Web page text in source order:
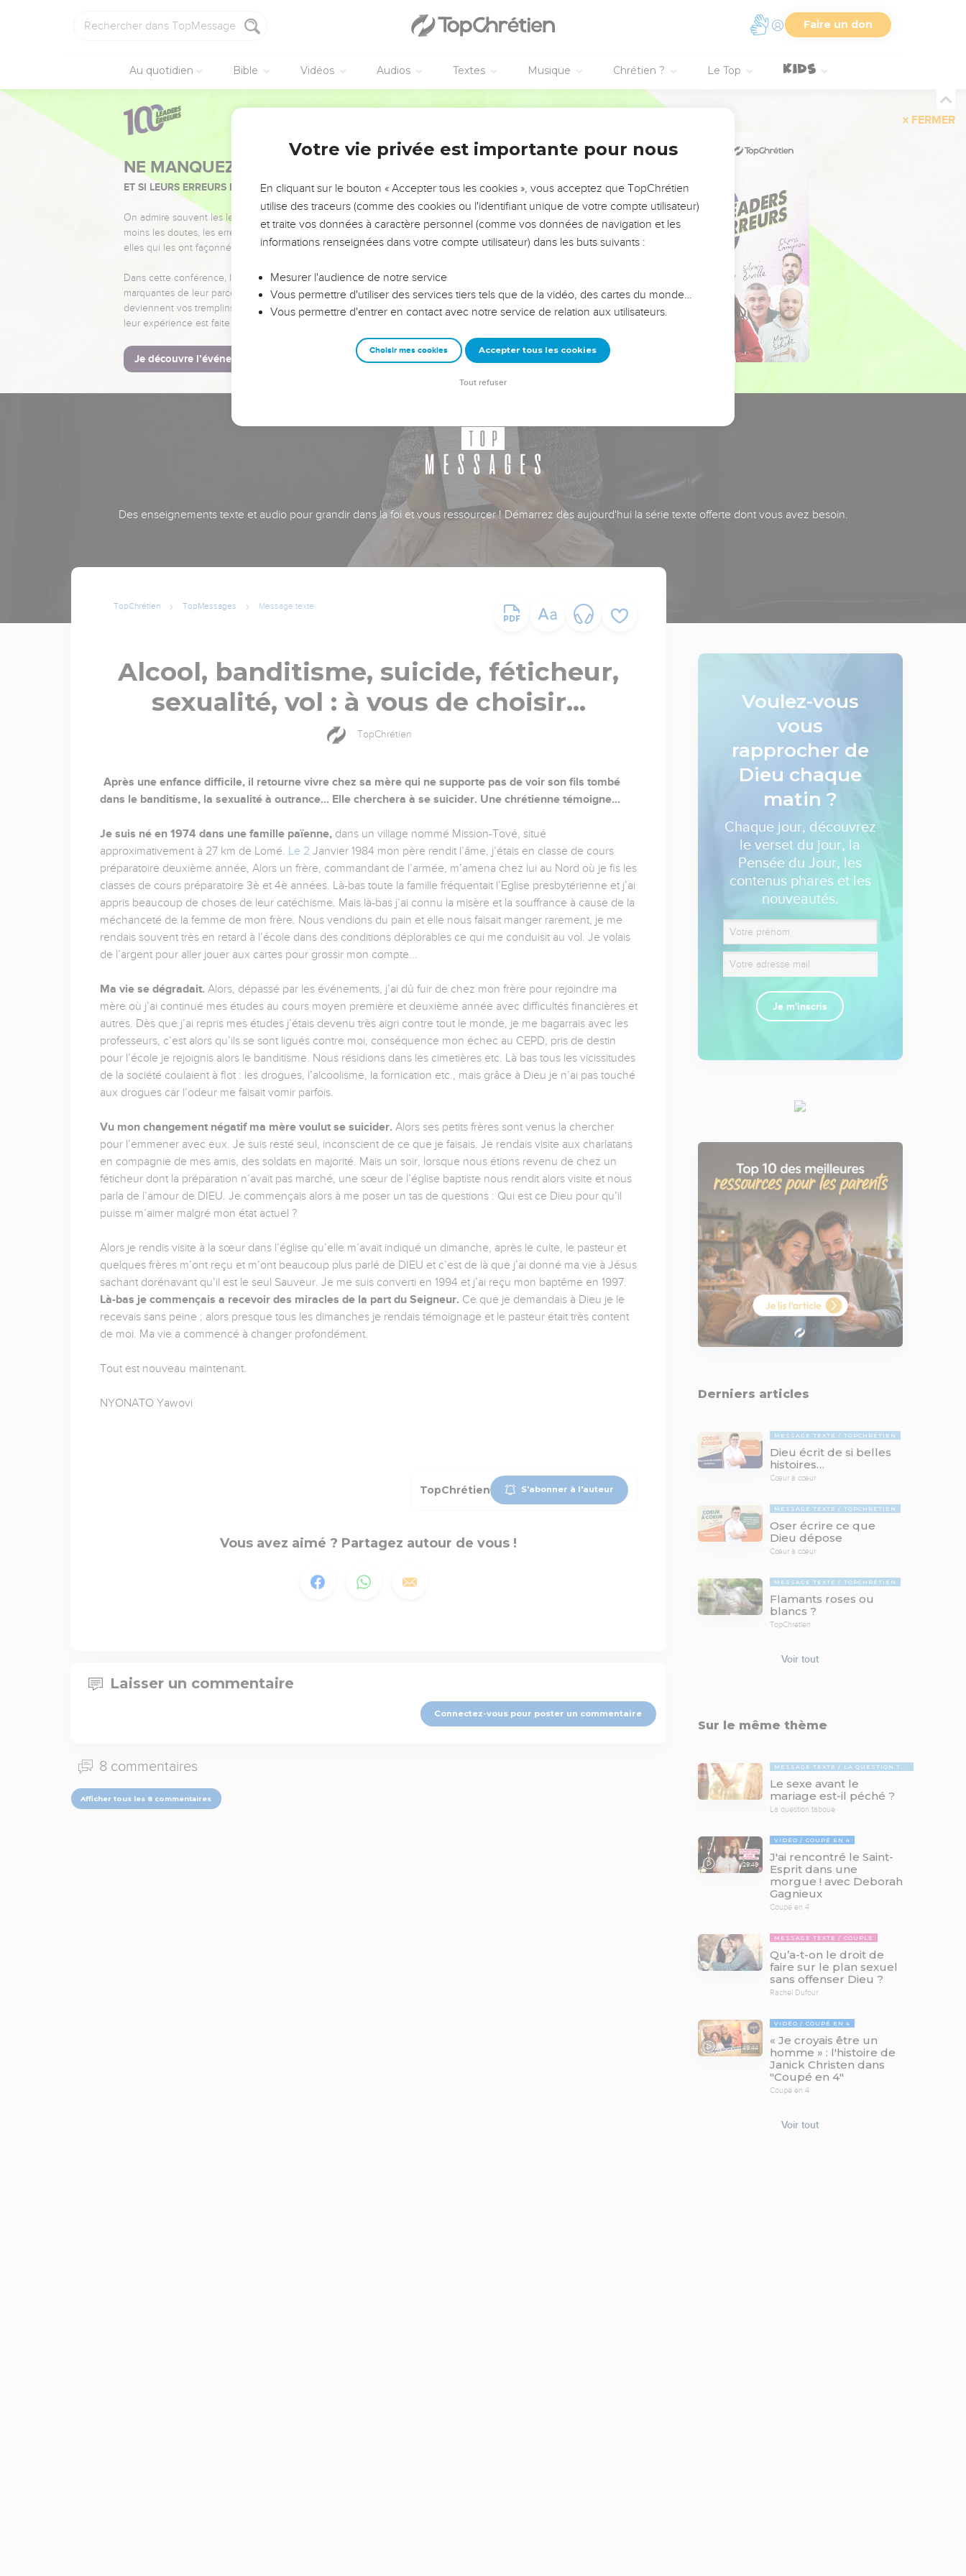
Faire un don
Au quotidien Bible Vidéos Audios Textes Musique Chrétien ? Le Top
FERMER
NE MANQUEZ PAS L’ÉVÉNEMENT DE L’ANNÉE !
ET SI LEURS ERREURS POUVAIENT VOUS ÉVITER LES VOTRES ?
On admire souvent les leaders pour leurs réussites, leur impact, leur foi ou leur vision. Mais on voit
moins les doutes, les erreurs et les saisons difficiles qu'ils ont traversés, alors même que ce sont
elles qui les ont façonnés.
Dans cette conférence, leaders, entrepreneurs, et responsables reviennent sur les erreurs
marquantes de leur parcours et les clés pour avancer avec plus de sagesse afin que leurs erreurs
deviennent vos tremplins. Que vous guidiez un ministère, une équipe, un groupe ou une famille,
leur expérience est faite pour vous.
Je découvre l’événement
Des enseignements texte et audio pour grandir dans la foi et vous ressourcer ! Démarrez dès aujourd'hui la série texte offerte dont vous avez besoin.
TopChrétien TopMessages Message texte
Alcool, banditisme, suicide, féticheur,
sexualité, vol : à vous de choisir...
TopChrétien
Après une enfance difficile, il retourne vivre chez sa mère qui ne supporte pas de voir son fils tombé
dans le banditisme, la sexualité à outrance... Elle cherchera à se suicider. Une chrétienne témoigne...
Je suis né en 1974 dans une famille païenne, dans un village nommé Mission-Tové, situé
approximativement à 27 km de Lomé. Le 2 Janvier 1984 mon père rendit l’âme, j’étais en classe de cours
préparatoire deuxième année, Alors un frère, commandant de l’armée, m’amena chez lui au Nord où je fis les
classes de cours préparatoire 3è et 4è années. Là-bas toute la famille fréquentait l’Eglise presbytérienne et j’ai
appris beaucoup de choses de leur catéchisme. Mais là-bas j’ai connu la misère et la souffrance à cause de la
méchanceté de la femme de mon frère. Nous vendions du pain et elle nous faisait manger rarement, je me
rendais souvent très en retard à l’école dans des conditions déplorables ce qui me conduisit au vol. Je volais
de l’argent pour aller jouer aux cartes pour grossir mon compte...
Ma vie se dégradait. Alors, dépassé par les événements, j’ai dû fuir de chez mon frère pour rejoindre ma
mère où j’ai continué mes études au cours moyen première et deuxième année avec difficultés financières et
autres. Dès que j’ai repris mes études j’étais devenu très aigri contre tout le monde, je me bagarrais avec les
professeurs, c’est alors qu’ils se sont ligués contre moi, conséquence mon échec au CEPD, pris de destin
pour l’école je rejoignis alors le banditisme. Nous résidions dans les cimetières etc. Là bas tous les vicissitudes
de la société coulaient à flot : les drogues, l’alcoolisme, la fornication etc., mais grâce à Dieu je n’ai pas touché
aux drogues car l’odeur me faisait vomir parfois.
Vu mon changement négatif ma mère voulut se suicider. Alors ses petits frères sont venus la chercher
pour l’emmener avec eux. Je suis resté seul, inconscient de ce que je faisais. Je rendais visite aux charlatans
en compagnie de mes amis, des soldats en majorité. Mais un soir, lorsque nous étions revenu de chez un
féticheur dont la préparation n’avait pas marché, une sœur de l’église baptiste nous rendit alors visite et nous
parla de l’amour de DIEU. Je commençais alors à me poser un tas de questions : Qui est ce Dieu pour qu’il
puisse m’aimer malgré mon état actuel ?
Alors je rendis visite à la sœur dans l’église qu’elle m’avait indiqué un dimanche, après le culte, le pasteur et
quelques frères m’ont reçu et m’ont beaucoup plus parlé de DIEU et c’est de là que j’ai donné ma vie à Jésus
sachant dorénavant qu’il est le seul Sauveur. Je me suis converti en 1994 et j’ai reçu mon baptême en 1997.
Là-bas je commençais a recevoir des miracles de la part du Seigneur. Ce que je demandais à Dieu je le
recevais sans peine ; alors presque tous les dimanches je rendais témoignage et le pasteur était très content
de moi. Ma vie a commencé à changer profondément.
Tout est nouveau maintenant.
NYONATO Yawovi
TopChrétien S'abonner à l'auteur
Vous avez aimé ? Partagez autour de vous !
Laisser un commentaire
Connectez-vous pour poster un commentaire
8 commentaires
Afficher tous les 8 commentaires
Voulez-vous
vous
rapprocher de
Dieu chaque
matin ?
Chaque jour, découvrez
le verset du jour, la
Pensée du Jour, les
contenus phares et les
nouveautés.
Je m'inscris
Derniers articles
MESSAGE TEXTE TOPCHRÉTIEN
Dieu écrit de si belles
histoires…
Cœur à cœur
MESSAGE TEXTE TOPCHRÉTIEN
Oser écrire ce que
Dieu dépose
Cœur à cœur
MESSAGE TEXTE TOPCHRÉTIEN
Flamants roses ou
blancs ?
TopChrétien
Voir tout
Sur le même thème
MESSAGE TEXTE LA QUESTION TABOUE
Le sexe avant le
mariage est-il péché ?
La question taboue
29:46
VIDÉO COUPÉ EN 4
J'ai rencontré le Saint-
Esprit dans une
morgue ! avec Deborah
Gagnieux
Coupé en 4
MESSAGE TEXTE COUPLE
Qu’a-t-on le droit de
faire sur le plan sexuel
sans offenser Dieu ?
Rachel Dufour
49:44
VIDÉO COUPÉ EN 4
« Je croyais être un
homme » : l'histoire de
Janick Christen dans
"Coupé en 4"
Coupé en 4
Voir tout
Votre vie privée est importante pour nous
En cliquant sur le bouton « Accepter tous les cookies », vous acceptez que TopChrétien
utilise des traceurs (comme des cookies ou l'identifiant unique de votre compte utilisateur)
et traite vos données à caractère personnel (comme vos données de navigation et les
informations renseignées dans votre compte utilisateur) dans les buts suivants :
Mesurer l'audience de notre service
Vous permettre d'utiliser des services tiers tels que de la vidéo, des cartes du monde…
Vous permettre d'entrer en contact avec notre service de relation aux utilisateurs.
Choisir mes cookies Accepter tous les cookies
Tout refuser